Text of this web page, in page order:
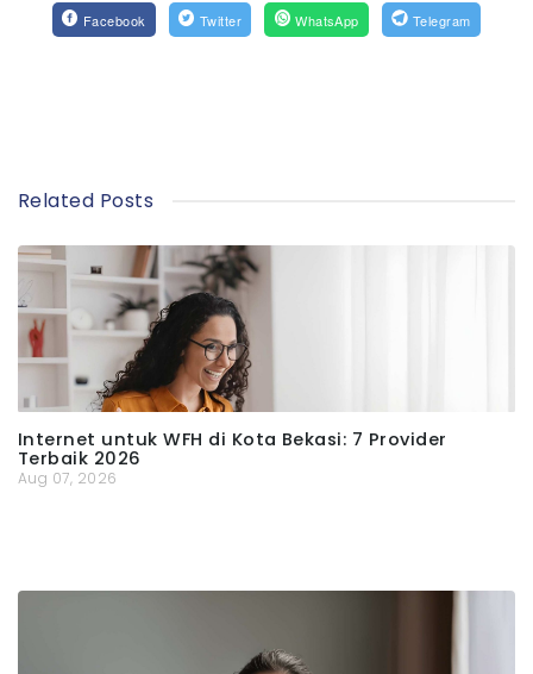
Facebook Twitter WhatsApp Telegram
Related Posts
Internet untuk WFH di Kota Bekasi: 7 Provider
Terbaik 2026
Aug 07, 2026